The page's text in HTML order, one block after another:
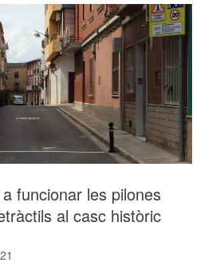
funcionar les pilones
al casc històric